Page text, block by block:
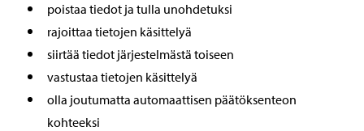
poistaa tiedot ja tulla unohdetuksi
rajoittaa tietojen käsittelyä
siirtää tiedot järjestelmästä toiseen
vastustaa tietojen käsittelyä
olla joutumatta automaattisen päätöksenteon
kohteeksi